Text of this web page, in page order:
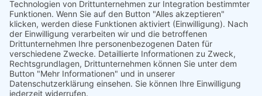
gemacht wurde?
Anti-Rutsch-Matten zuschneiden, positionieren,
kontrollieren und regelmäßig ersetzen. Jeder einzelne
Schritt kostet Zeit. Bei mehreren Verladungen pro Tag
summiert sich das schnell.
WEITERLESEN »